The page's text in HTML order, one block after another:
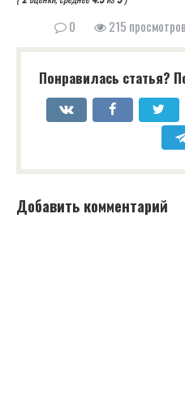
0 215 просмотров
Понравилась статья?
Добавить комментарий